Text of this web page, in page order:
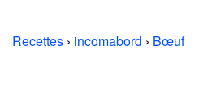
Recettes › incomabord › Bœuf